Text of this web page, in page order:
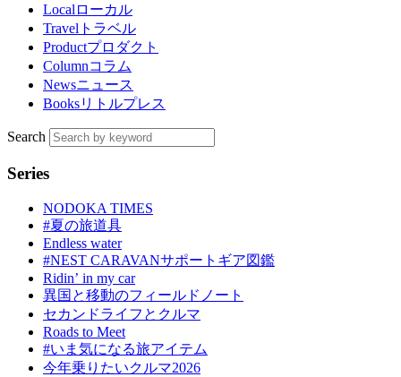
Localローカル
Travel トラベル
Productプロダクト
Columnコラム
Newsニュース
Booksリトルプレス
Search
Series
NODOKA TIMES
#夏の旅道具
Endless water
#NEST CARAVANサポートギア図鑑
Ridinʼ in my car
異国と移動のフィールドノート
セカンドライフとクルマ
Roads to Meet
#いま気になる旅アイテム
今年乗りたいクルマ2026